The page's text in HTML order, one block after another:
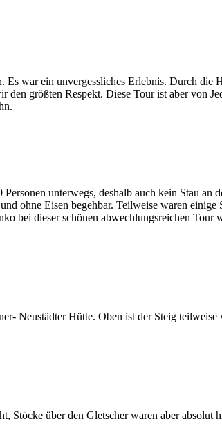
war ein unvergessliches Erlebnis. Durch die
größten Respekt. Diese Tour ist aber von
unterwegs, deshalb auch kein Stau
ohne Eisen begehbar. Teilweise waren
bei dieser schönen abwechlungsreichen
Neustädter Hütte. Oben ist der Steig
Stöcke über den Gletscher waren aber